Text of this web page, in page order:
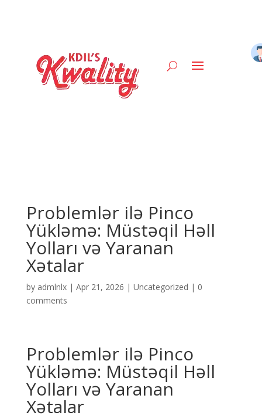
Problemlər ilə Pinco
Yükləmə: Müstəqil Həll
Yolları və Yaranan
Xətalar
by admlnlx| Apr 21, 2026 | Uncategorized | 0
comments
Problemlər ilə Pinco
Yükləmə: Müstəqil Həll
Yolları və Yaranan
Xətalar